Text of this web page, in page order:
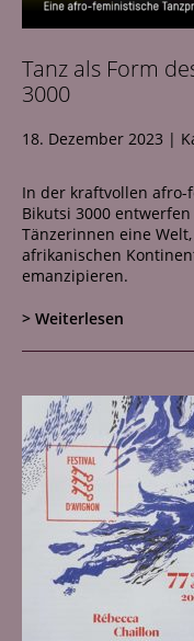
Tanz als Form
3000
18. Dezember 2023 |
In der kraftvollen afro-
Bikutsi 3000
Tänzerinnen eine
afrikanischen
emanzipieren.
> Weiterlesen